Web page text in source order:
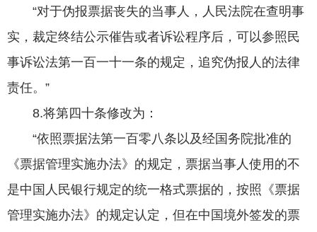
“对于伪报票据丧失的当事人，人民法院在查明事
实，裁定终结公示催告或者诉讼程序后，可以参照民
事诉讼法第一百一十一条的规定，追究伪报人的法律
责任。”
8.将第四十条修改为：
“依照票据法第一百零八条以及经国务院批准的
《票据管理实施办法》的规定，票据当事人使用的不
是中国人民银行规定的统一格式票据的，按照《票据
管理实施办法》的规定认定，但在中国境外签发的票